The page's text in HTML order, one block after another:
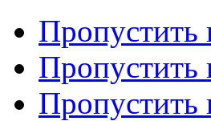
Пропустить
Пропустить
Пропустить